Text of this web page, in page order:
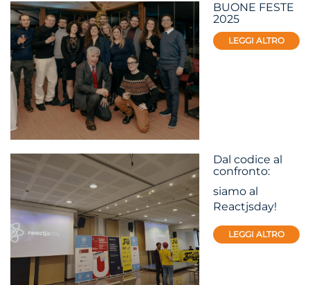
BUONE FESTE
2025
LEGGI ALTRO
Dal codice al
confronto:
siamo al
Reactjsday!
LEGGI ALTRO